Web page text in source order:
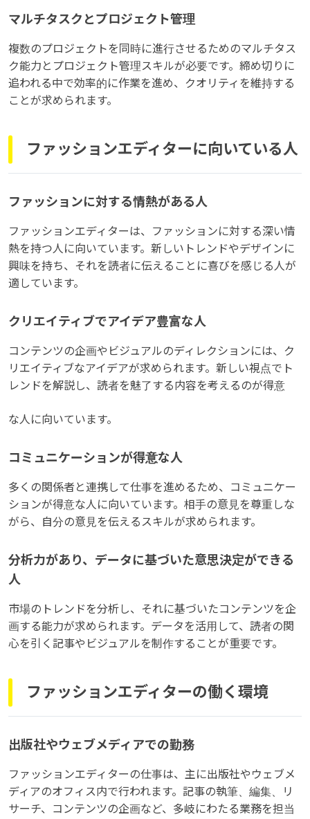
マルチタスクとプロジェクト管理
複数のプロジェクトを同時に進行させるためのマルチタス
ク能力とプロジェクト管理スキルが必要です。締め切りに
追われる中で効率的に作業を進め、クオリティを維持する
ことが求められます。
ファッションエディターに向いている人
ファッションに対する情熱がある人
ファッションエディターは、ファッションに対する深い情
熱を持つ人に向いています。新しいトレンドやデザインに
興味を持ち、それを読者に伝えることに喜びを感じる人が
適しています。
クリエイティブでアイデア豊富な人
コンテンツの企画やビジュアルのディレクションには、ク
リエイティブなアイデアが求められます。新しい視点でト
レンドを解説し、読者を魅了する内容を考えるのが得意
な人に向いています。
コミュニケーションが得意な人
多くの関係者と連携して仕事を進めるため、コミュニケー
ションが得意な人に向いています。相手の意見を尊重しな
がら、自分の意見を伝えるスキルが求められます。
分析力があり、データに基づいた意思決定ができる
人
市場のトレンドを分析し、それに基づいたコンテンツを企
画する能力が求められます。データを活用して、読者の関
心を引く記事やビジュアルを制作することが重要です。
ファッションエディターの働く環境
出版社やウェブメディアでの勤務
ファッションエディターの仕事は、主に出版社やウェブメ
ディアのオフィス内で行われます。記事の執筆、編集、リ
サーチ、コンテンツの企画など、多岐にわたる業務を担当